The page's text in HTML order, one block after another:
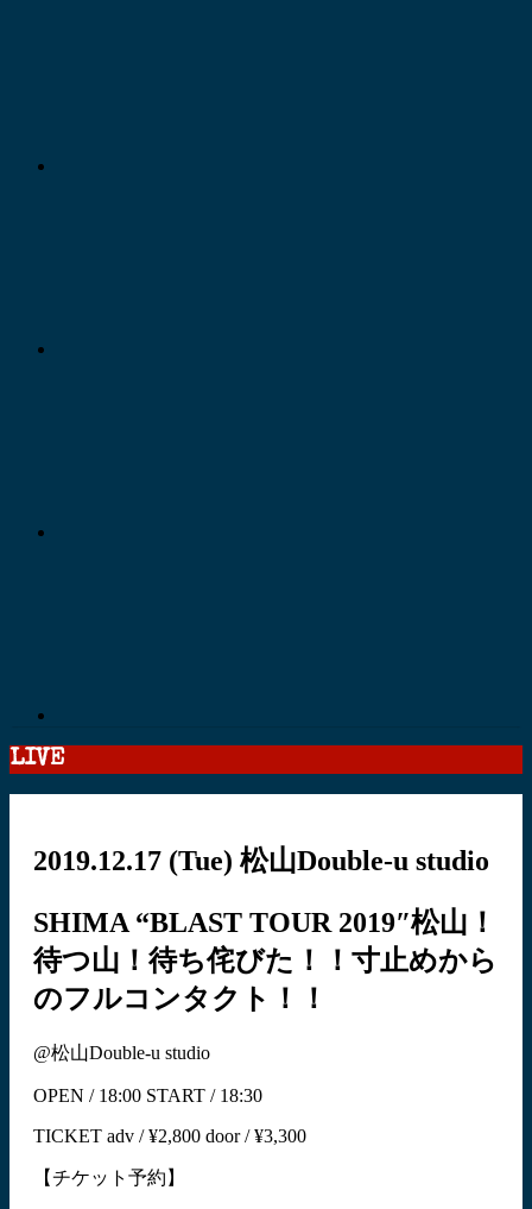
LIVE
2019.12.17 (Tue) 松山Double-u studio
SHIMA “BLAST TOUR 2019″松山！
待つ山！待ち侘びた！！寸止めから
のフルコンタクト！！
@松山Double-u studio
OPEN / 18:00 START / 18:30
TICKET adv / ¥2,800 door / ¥3,300
【チケット予約】